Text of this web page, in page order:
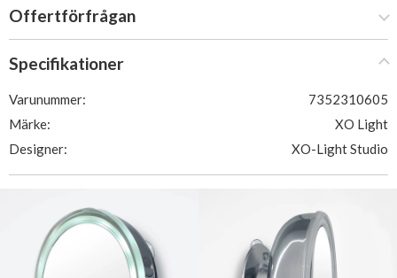
Offertförfrågan
Specifikationer
Varunummer:
7352310605
Märke:
XO Light
Designer:
XO-Light Studio